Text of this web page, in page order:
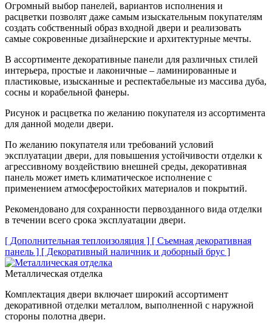
Огромный выбор панелей, вариантов исполнения и
расцветки позволят даже самым изыскательным покупателям
создать собственный образ входной двери и реализовать
самые сокровенные дизайнерские и архитектурные мечты.
В ассортименте декоративные панели для различных стилей
интерьера, простые и лаконичные – ламинированные и
пластиковые, изысканные и респектабельные из массива дуба,
сосны и корабельной фанеры.
Рисунок и расцветка по желанию покупателя из ассортимента
для данной модели двери.
По желанию покупателя или требований условий
эксплуатации двери, для повышения устойчивости отделки к
агрессивному воздействию внешней среды, декоративная
панель может иметь климатическое исполнение с
применением атмосферостойких материалов и покрытий.
Рекомендовано для сохранности первозданного вида отделки
в течении всего срока эксплуатации двери.
[ Дополнительная теплоизоляция ] [ Съемная декоративная
панель ] [ Декоративный наличник и доборный брус ]
Металлическая отделка
Комплектация двери включает широкий ассортимент
декоративной отделки металлом, выполненной с наружной
стороны полотна двери.